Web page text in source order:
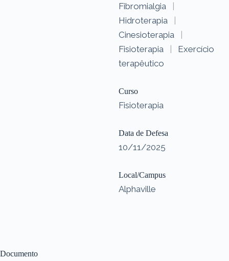
Documento
Fibromialgia
|
Hidroterapia
|
Cinesioterapia
|
Fisioterapia
|
Exercício
terapêutico
Curso
Fisioterapia
Data de Defesa
10/11/2025
Local/Campus
Alphaville